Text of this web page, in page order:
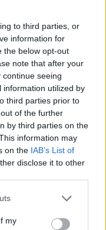
to third parties, or
information for
the below opt-out
note that after your
seeing
information utilized by
third parties prior to
of the further
by third parties on the
information may
on the IAB’s List of
disclose it to other
my
Μοναχός
δύο άτομα
μάχη με τις φλόγες
για
από την
των φοιτητών